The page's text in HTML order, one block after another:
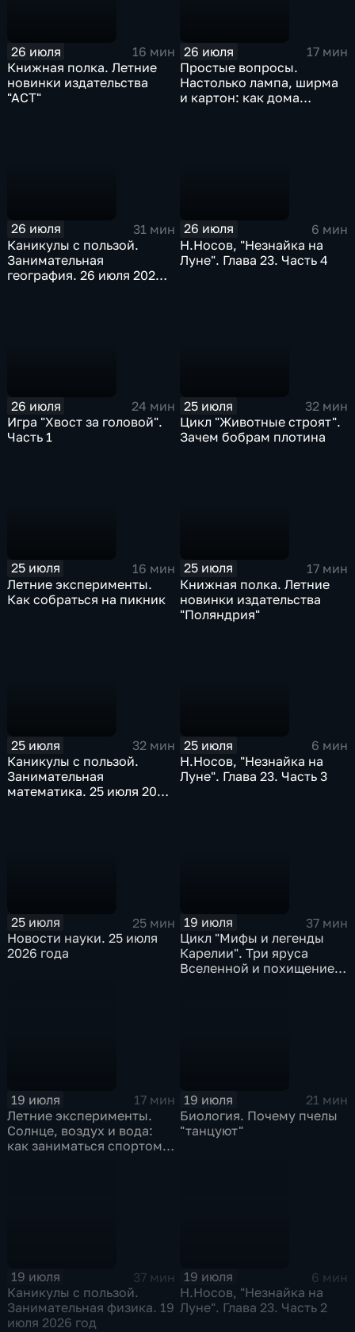
26 июля
16 мин
Книжная полка. Летние
новинки издательства
"АСТ"
26 июля
17 мин
Простые вопросы.
Настолько лампа, ширма
и картон: как дома
26 июля
31 мин
Каникулы с пользой.
Занимательная
география. 26 июля 2026
26 июля
6 мин
Н.Носов, "Незнайка на
Луне". Глава 23. Часть 4
26 июля
24 мин
Игра "Хвост за головой".
Часть 1
25 июля
32 мин
Цикл "Животные строят".
Зачем бобрам плотина
25 июля
16 мин
Летние эксперименты.
Как собраться на пикник
25 июля
17 мин
Книжная полка. Летние
новинки издательства
"Поляндрия"
25 июля
32 мин
Каникулы с пользой.
Занимательная
математика. 25 июля 2026
25 июля
6 мин
Н.Носов, "Незнайка на
Луне". Глава 23. Часть 3
25 июля
25 мин
Новости науки. 25 июля
2026 года
19 июля
37 мин
Цикл "Мифы и легенды
Карелии". Три яруса
Вселенной и похищение
19 июля
17 мин
Летние эксперименты.
Солнце, воздух и вода:
как заниматься спортом
19 июля
21 мин
Биология. Почему пчелы
"танцуют"
19 июля
37 мин
Каникулы с пользой.
Занимательная физика. 19
июля 2026 год
19 июля
6 мин
Н.Носов, "Незнайка на
Луне". Глава 23. Часть 2